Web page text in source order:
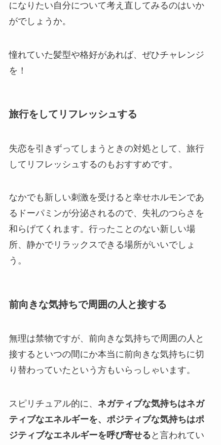
になりたい自分について考え直してみるのはいか
がでしょうか。
憧れていた髪型や格好があれば、ぜひチャレンジ
を！
旅行をしてリフレッシュする
失恋を引きずってしまうときの対処として、旅行
してリフレッシュするのもおすすめです。
なかでも新しい刺激を受けると幸せホルモンであ
るドーパミンが分泌されるので、失礼のつらさを
和らげてくれます。行ったことのない新しい場
所、静かでリラックスできる場所がいいでしょ
う。
前向きな気持ちで周囲の人と接する
無理は禁物ですが、前向きな気持ちで周囲の人と
接するといつの間にか本当に前向きな気持ちに切
り替わっていたという方もいらっしゃいます。
スピリチュアル的に、 ネガティブな気持ちはネガ
ティブなエネルギーを、ポジティブな気持ちはポ
ジティブなエネルギーを呼び寄せる と言われてい